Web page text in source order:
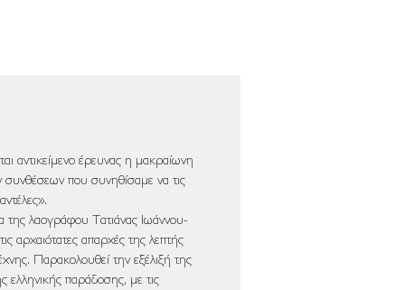
αντικείμενο έρευνας η μακραίωνη
συνθέσεων που συνηθίσαμε να τις
λαογράφου Τατιάνας Ιωάννου-
αρχαιότατες απαρχές της λεπτής
Παρακολουθεί την εξέλιξή της
ελληνικής παράδοσης, με τις